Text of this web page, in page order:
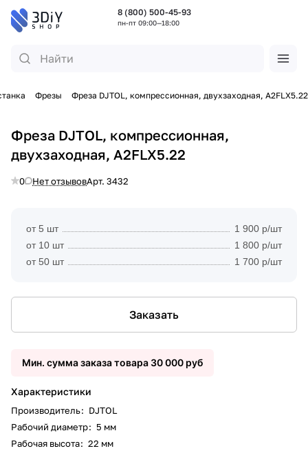
8 (800) 500-45-93
пн-пт 09:00—18:00
Фрезы Фреза DJTOL, компрессионная, двухзаходная, A2FLX5.22
Фреза DJTOL, компрессионная,
двухзаходная, A2FLX5.22
0 Нет отзывовАрт. 3432
от 5 шт
1 900 р/шт
от 10 шт
1 800 р/шт
от 50 шт
1 700 р/шт
Заказать
Мин. сумма заказа товара 30 000 руб
Характеристики
Производитель: DJTOL
Рабочий диаметр: 5 мм
Рабочая высота: 22 мм